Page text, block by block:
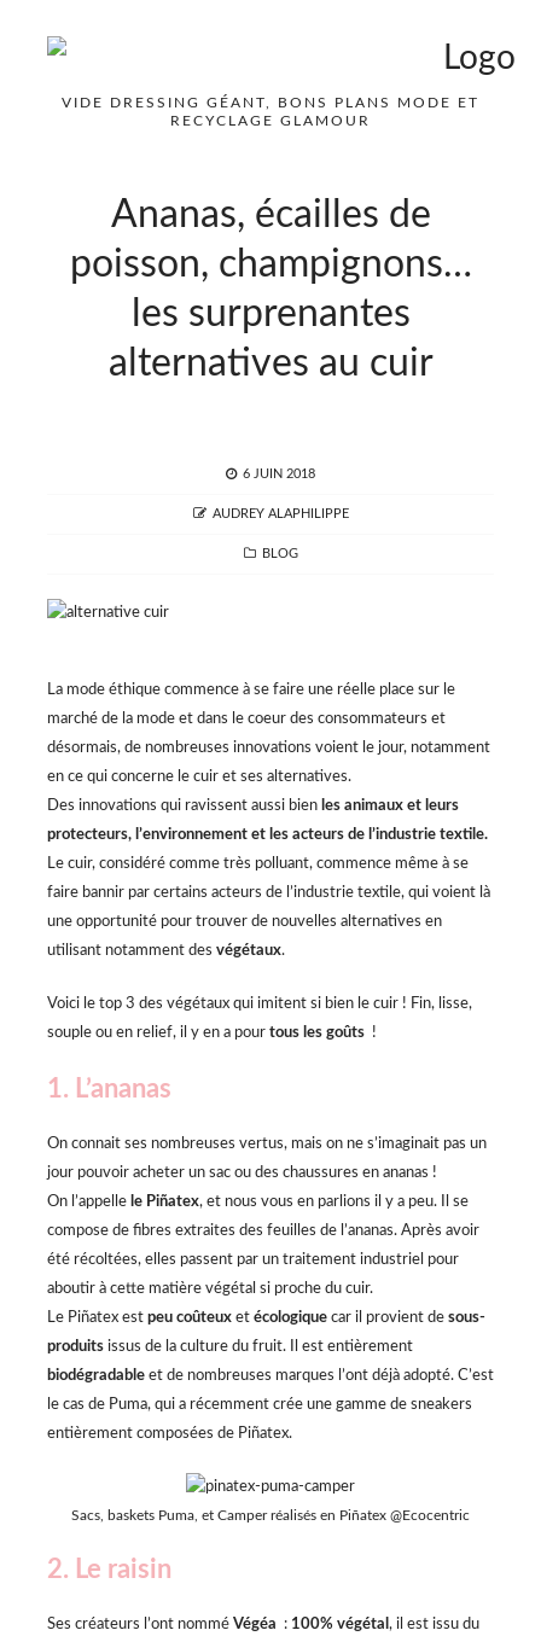
VIDE DRESSING GÉANT, BONS PLANS MODE ET
RECYCLAGE GLAMOUR
Ananas, écailles de
poisson, champignons…
les surprenantes
alternatives au cuir
POSTED
6 JUIN 2018
AUTHOR
AUDREY ALAPHILIPPE
CATEGORIES
BLOG
La mode éthique commence à se faire une réelle place sur le
marché de la mode et dans le coeur des consommateurs et
désormais, de nombreuses innovations voient le jour, notamment
en ce qui concerne le cuir et ses alternatives.
Des innovations qui ravissent aussi bien les animaux et leurs
protecteurs, l’environnement et les acteurs de l’industrie textile.
Le cuir, considéré comme très polluant, commence même à se
faire bannir par certains acteurs de l’industrie textile, qui voient là
une opportunité pour trouver de nouvelles alternatives en
utilisant notamment des végétaux.
Voici le top 3 des végétaux qui imitent si bien le cuir ! Fin, lisse,
souple ou en relief, il y en a pour tous les goûts !
1. L’ananas
On connait ses nombreuses vertus, mais on ne s’imaginait pas un
jour pouvoir acheter un sac ou des chaussures en ananas !
On l’appelle le Piñatex, et nous vous en parlions il y a peu. Il se
compose de fibres extraites des feuilles de l’ananas. Après avoir
été récoltées, elles passent par un traitement industriel pour
aboutir à cette matière végétal si proche du cuir.
Le Piñatex est peu coûteux et écologique car il provient de sous-
produits issus de la culture du fruit. Il est entièrement
biodégradable et de nombreuses marques l’ont déjà adopté. C’est
le cas de Puma, qui a récemment crée une gamme de sneakers
entièrement composées de Piñatex.
Sacs, baskets Puma, et Camper réalisés en Piñatex @Ecocentric
2. Le raisin
Ses créateurs l’ont nommé Végéa : 100% végétal , il est issu du